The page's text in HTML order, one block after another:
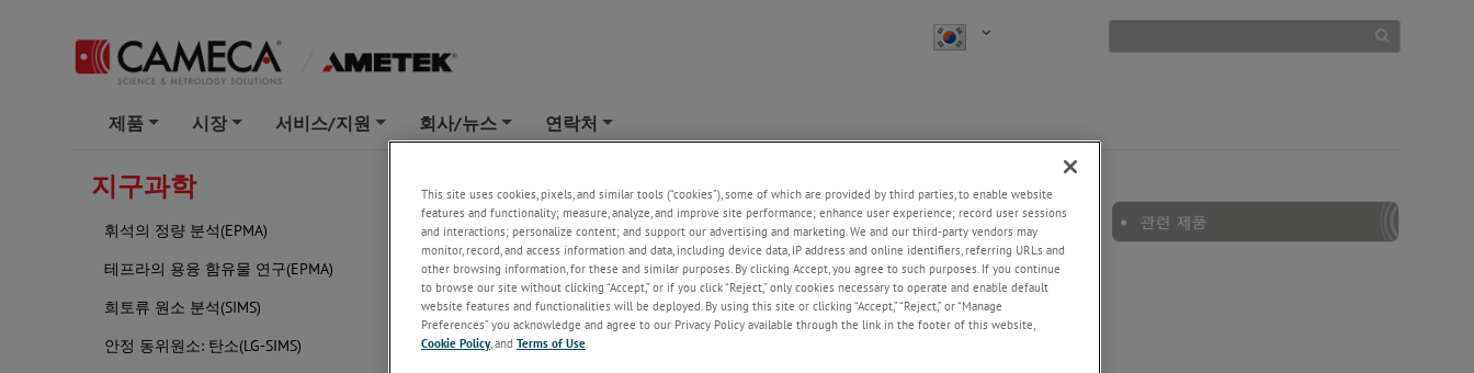
제품 시장 서비스/지원
+
회사/뉴스
+
연락처
+
지구과학
휘석의 정량 분석(EPMA)
테프라의 용융 함유물 연구(EPMA)
희토류 원소 분석(SIMS)
안정 동위원소: 탄소(LG-SIMS)
생물지화학: 세포외 생체광물질화 분석(NanoSIMS)
This site uses cookies, pixels, and similar tools (“cookies”), some of which are provided by third parties, to enable website
features and functionality; measure, analyze, and improve site performance; enhance user experience; record user sessions
and interactions; personalize content; and support our advertising and marketing. We and our third-party vendors may
monitor, record, and access information and data, including device data, IP address and online identifiers, referring URLs and
other browsing information, for these and similar purposes. By clicking Accept, you agree to such purposes. If you continue
to browse our site without clicking “Accept,” or if you click “Reject,” only cookies necessary to operate and enable default
website features and functionalities will be deployed. By using this site or clicking “Accept,” “Reject,” or “Manage
Preferences” you acknowledge and agree to our Privacy Policy available through the link in the footer of this website,
Cookie Policy, and Terms of Use